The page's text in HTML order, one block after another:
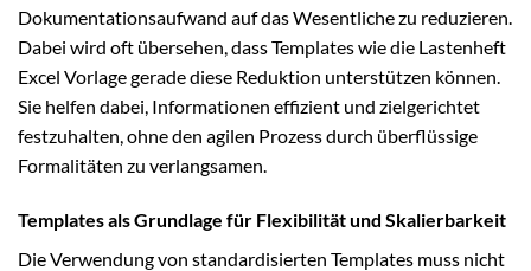
Dokumentationsaufwand auf das Wesentliche zu reduzieren.
Dabei wird oft übersehen, dass Templates wie die Lastenheft
Excel Vorlage gerade diese Reduktion unterstützen können.
Sie helfen dabei, Informationen effizient und zielgerichtet
festzuhalten, ohne den agilen Prozess durch überflüssige
Formalitäten zu verlangsamen.
Templates als Grundlage für Flexibilität und Skalierbarkeit
Die Verwendung von standardisierten Templates muss nicht